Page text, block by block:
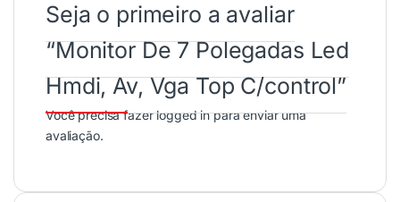
Seja o primeiro a avaliar
“Monitor De 7 Polegadas Led
Hmdi, Av, Vga Top C/control”
Você precisa fazerlogged inpara enviar uma
avaliação.